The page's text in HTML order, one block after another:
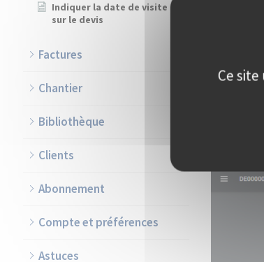
Indiquer la date de visite
sur le devis
Factures
Chantier
Bibliothèque
Clients
Abonnement
Compte et préférences
Astuces
Ce